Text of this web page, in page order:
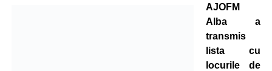
AJOFM
Alba a
transmis
lista cu
locurile de